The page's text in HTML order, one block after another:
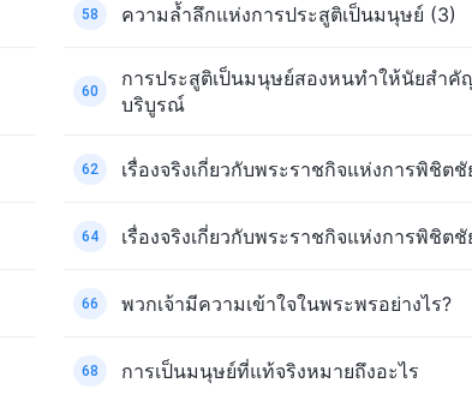
58 ความล้ำลึกแห่งการประสูติเป็นมนุษย์ (3)
60
การประสูติเป็นมนุษย์สองหนทำให้นัยสำ
บริบูรณ์
62 เรื่องจริงเกี่ยวกับพระราชกิจแห่งการพิชิตชั
64 เรื่องจริงเกี่ยวกับพระราชกิจแห่งการพิชิตชั
66 พวกเจ้ามีความเข้าใจในพระพรอย่างไร?
68 การเป็นมนุษย์ที่แท้จริงหมายถึงอะไร